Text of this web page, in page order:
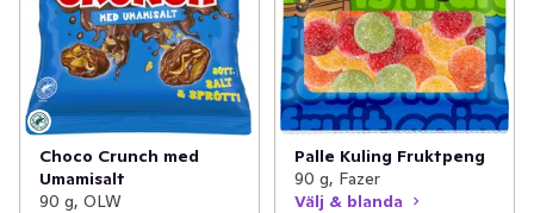
Choco Crunch med
Umamisalt
90 g, OLW
Palle Kuling Fruktpeng
90 g, Fazer
Välj & blanda